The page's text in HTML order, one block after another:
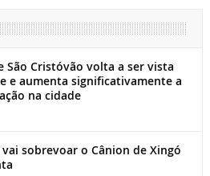
São Cristóvão volta a ser vista
e aumenta significativamente a
na cidade
sobrevoar o Cânion de Xingó